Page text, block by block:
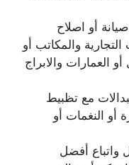
أو اصلاح
التجارية والمكاتب أو
العمارات والابراج
مع تظبيط
أو النغمات أو
واتباع أفضل